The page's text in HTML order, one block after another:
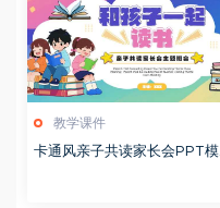
教学课件
卡通风亲子共读家长会PPT模